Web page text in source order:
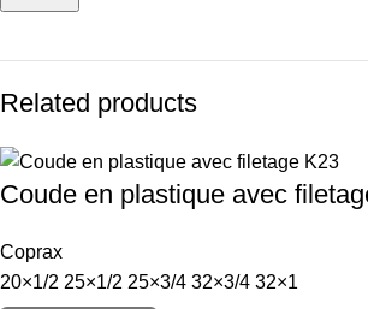
Related products
Coude en plastique avec
Coprax
20×1/2 25×1/2 25×3/4 32×3/4 32×1